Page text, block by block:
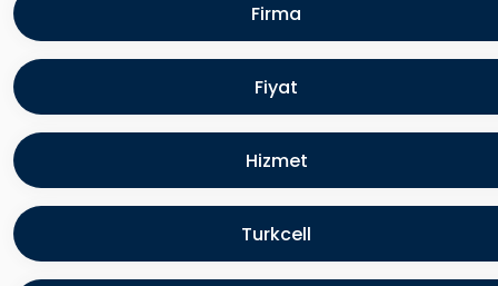
Firma
Fiyat
Hizmet
Turkcell